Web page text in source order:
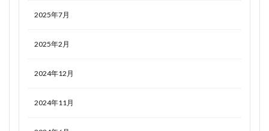
2025年7月
2025年2月
2024年12月
2024年11月